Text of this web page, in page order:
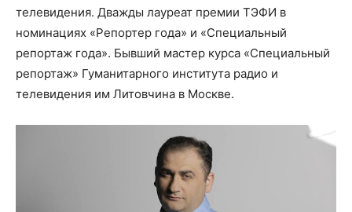
телевидения. Дважды лауреат премии ТЭФИ в
номинациях «Репортер года» и «Специальный
репортаж года». Бывший мастер курса «Специальный
репортаж» Гуманитарного института радио и
телевидения им Литовчина в Москве.